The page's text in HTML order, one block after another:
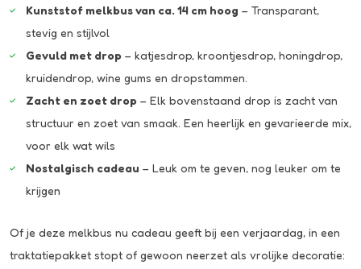
Kunststof melkbus van ca. 14 cm hoog – Transparant,
stevig en stijlvol
Gevuld met drop – katjesdrop, kroontjesdrop, honingdrop,
kruidendrop, wine gums en dropstammen.
Zacht en zoet drop – Elk bovenstaand drop is zacht van
structuur en zoet van smaak. Een heerlijk en gevarieerde mix,
voor elk wat wils
Nostalgisch cadeau – Leuk om te geven, nog leuker om te
krijgen
Of je deze melkbus nu cadeau geeft bij een verjaardag, in een
traktatiepakket stopt of gewoon neerzet als vrolijke decoratie: